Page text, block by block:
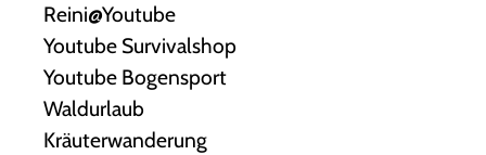
Reini@Youtube
Youtube Survivalshop
Youtube Bogensport
Waldurlaub
Kräuterwanderung